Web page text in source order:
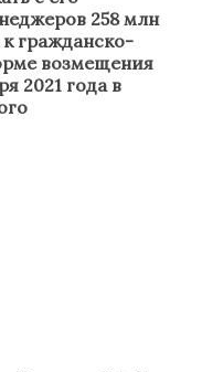
258 млн
гражданско-
возмещения
2021 года в